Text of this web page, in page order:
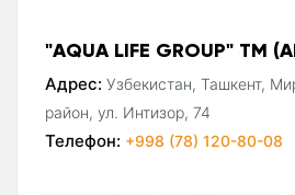
"AQUA LIFE GROUP" ТМ
Адрес: Узбекистан, Ташкент,
район, ул. Интизор, 74
Телефон: +998 (78) 120-80-08